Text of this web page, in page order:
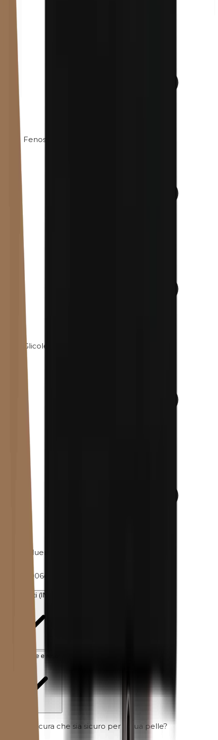
Fenossietanolo
Glicole propilenico
Toluene
0.006g
Ingredienti (INCI)
Spedizione e reso
Non sei sicura che sia sicuro per la tua pelle?